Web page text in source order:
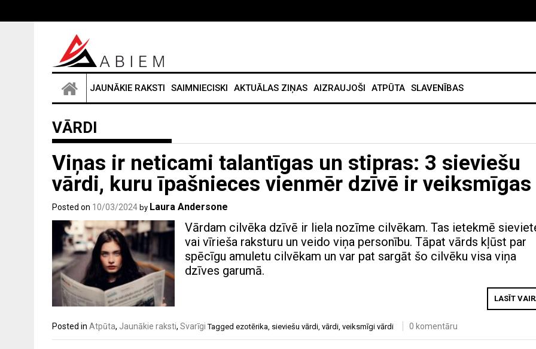
JAUNĀKIE RAKSTI SAIMNIECISKI AKTUĀLAS ZIŅAS AIZRAUJOŠI ATPŪTA SLAVENĪBAS
VĀRDI
Viņas ir neticami talantīgas un stipras: 3 sieviešu
vārdi, kuru īpašnieces vienmēr dzīvē ir veiksmīgas
Posted on 10/03/2024 by Laura Andersone
Vārdam cilvēka dzīvē ir liela nozīme cilvēkam. Tas ietekmē
vai vīrieša raksturu un veido viņa personību. Tāpat vārds kļūst par
spēcīgu amuletu cilvēkam un var pat sargāt šo cilvēku visa viņa
dzīves garumā.
LASĪT
Posted in Atpūta, Jaunākie raksti, Svarīgi Tagged ezotērika, sieviešu vārdi, vārdi, veiksmīgi vārdi 0 komentāru